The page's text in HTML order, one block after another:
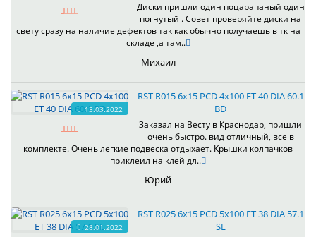
Диски пришли один поцарапаный один
погнутый . Совет проверяйте диски на
свету сразу на наличие дефектов так как обычно получаешь в тк на
складе ,а там..
Михаил
13.03.2022
RST R015 6x15 PCD 4x100 ET 40 DIA 60.1
BD
Заказал на Весту в Краснодар, пришли
очень быстро. вид отличный, все в
комплекте. Очень легкие подвеска отдыхает. Крышки колпачков
приклеил на клей дл..
Юрий
28.01.2022
RST R025 6x15 PCD 5x100 ET 38 DIA 57.1
SL